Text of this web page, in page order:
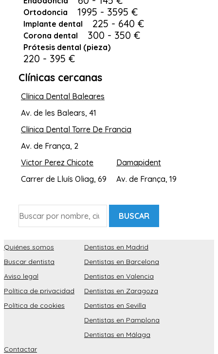
Ortodoncia 1995 - 3595 €
Implante dental 225 - 640 €
Corona dental 300 - 350 €
Prótesis dental (pieza)
220 - 395 €
Clínicas cercanas
Clínica Dental Baleares
Av. de les Balears, 41
Clínica Dental Torre De Francia
Av. de França, 2
Victor Perez Chicote
Carrer de Lluís Oliag, 69
Damapident
Av. de França, 19
BUSCAR
Quiénes somos
Buscar dentista
Aviso legal
Política de privacidad
Política de cookies
Dentistas en Madrid
Dentistas en Barcelona
Dentistas en Valencia
Dentistas en Zaragoza
Dentistas en Sevilla
Dentistas en Pamplona
Dentistas en Málaga
Contactar